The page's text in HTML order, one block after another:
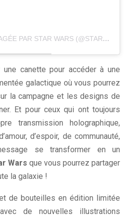
UNE PUBLICATION PARTAGÉE PAR STAR WARS (@STARWARS)
canette pour accéder à une
galactique où vous pourrez
la campagne et les designs de
Et pour ceux qui ont toujours
transmission holographique,
d’espoir, de communauté,
se transformer en un
Wars que vous pourrez partager
la galaxie !
de bouteilles en édition limitée
de nouvelles illustrations